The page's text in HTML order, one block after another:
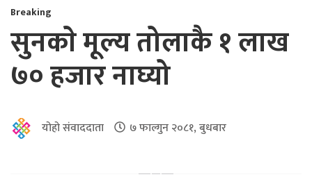
Breaking
सुनकाे मूल्य तोलाकै १ लाख
७० हजार नाघ्यो
योहो संवाददाता ७ फाल्गुन २०८१, बुधबार